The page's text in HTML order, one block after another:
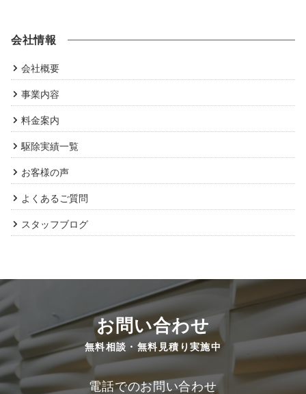
会社情報
会社概要
事業内容
料金案内
駆除実績一覧
お客様の声
よくあるご質問
スタッフブログ
お問い合わせ
無料相談・無料見積り実施中
電話でのお問い合わせ